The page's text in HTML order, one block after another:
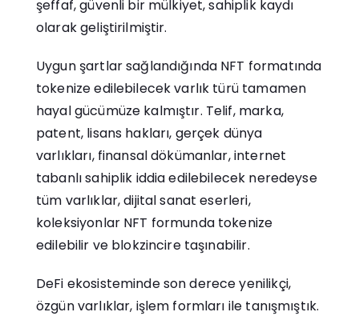
şeffaf, güvenli bir mülkiyet, sahiplik kaydı
olarak geliştirilmiştir.
Uygun şartlar sağlandığında NFT formatında
tokenize edilebilecek varlık türü tamamen
hayal gücümüze kalmıştır. Telif, marka,
patent, lisans hakları, gerçek dünya
varlıkları, finansal dökümanlar, internet
tabanlı sahiplik iddia edilebilecek neredeyse
tüm varlıklar, dijital sanat eserleri,
koleksiyonlar NFT formunda tokenize
edilebilir ve blokzincire taşınabilir.
DeFi ekosisteminde son derece yenilikçi,
özgün varlıklar, işlem formları ile tanışmıştık.